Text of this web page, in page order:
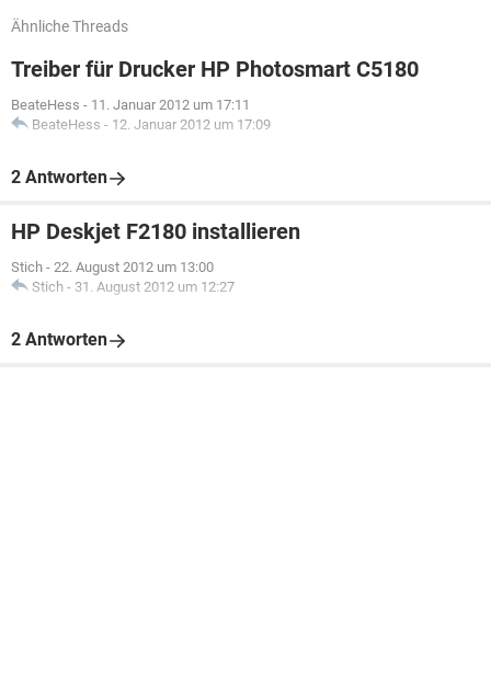
Ähnliche Threads
Treiber für Drucker HP Photosmart C5180
BeateHess - 11. Januar 2012 um 17:11
BeateHess - 12. Januar 2012 um 17:09
2 Antworten
HP Deskjet F2180 installieren
Stich - 22. August 2012 um 13:00
Stich - 31. August 2012 um 12:27
2 Antworten